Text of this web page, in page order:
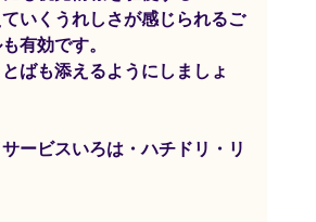
いくうれしさが感じられるご
有効です。
ばも添えるようにしましょ
ービスいろは・ハチドリ・リ